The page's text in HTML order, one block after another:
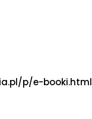
p/e-booki.html